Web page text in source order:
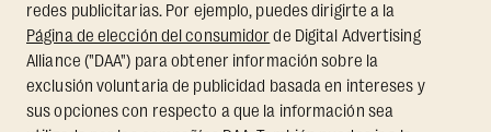
redes publicitarias. Por ejemplo, puedes dirigirte a la
Página de elección del consumidor de Digital Advertising
Alliance ("DAA") para obtener información sobre la
exclusión voluntaria de publicidad basada en intereses y
sus opciones con respecto a que la información sea